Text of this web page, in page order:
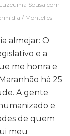
Sousa com
/ Montelles
almejar: O
e a
me honra e
há 25
A gente
e
de quem
meu